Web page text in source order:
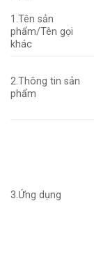
1.Tên sản
phẩm/Tên gọi
khác
2.Thông tin sản
phẩm
3.Ứng dụng